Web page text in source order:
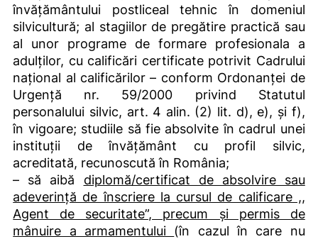
învățământului postliceal tehnic în domeniul
silvicultură; al stagiilor de pregătire practică sau
al unor programe de formare profesionala a
adulților, cu calificări certificate potrivit Cadrului
național al calificărilor – conform Ordonanței de
Urgență nr. 59/2000 privind Statutul
personalului silvic, art. 4 alin. (2) lit. d), e), și f),
în vigoare; studiile să fie absolvite în cadrul unei
instituții de învățământ cu profil silvic,
acreditată, recunoscută în România;
– să aibă diplomă/certificat de absolvire sau
adeverinţă de înscriere la cursul de calificare ,,
Agent de securitate”, precum şi permis de
mânuire a armamentului (în cazul în care nu